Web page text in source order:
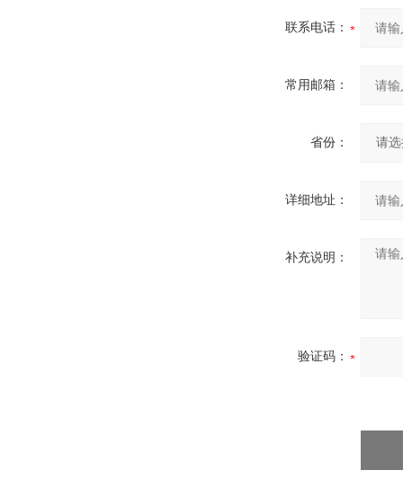
联系电话：
常用邮箱：
省份：
详细地址：
补充说明：
验证码：